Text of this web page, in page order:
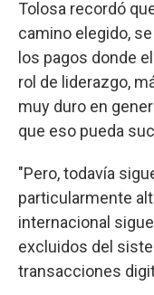
Tolosa recordó
camino elegido,
los pagos donde
rol de liderazgo,
muy duro en
que eso pueda
"Pero, todavía
particularmente
internacional
excluidos del
transacciones